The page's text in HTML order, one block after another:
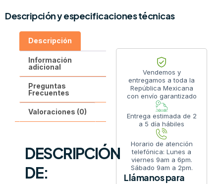
Descripción y especificaciones técnicas
Descripción
Información
adicional
Preguntas
Frecuentes
Valoraciones (0)
DESCRIPCIÓN
DE:
Vendemos y
entregamos a toda la
República Mexicana
con envío garantizado
Entrega estimada de 2
a 5 día hábiles
Horario de atención
telefónica: Lunes a
viernes 9am a 6pm.
Sábado 9am a 2pm.
Llámanos para